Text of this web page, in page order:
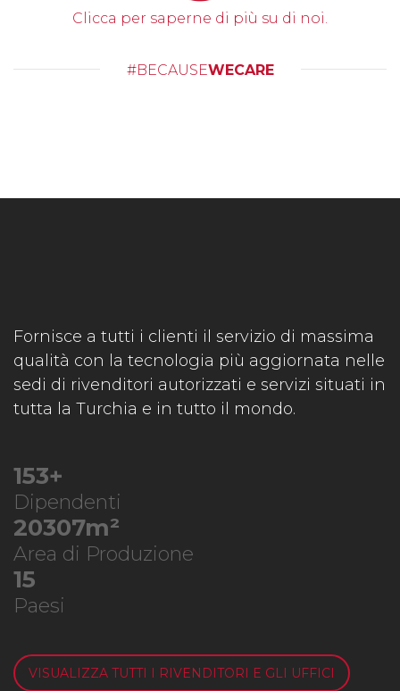
Clicca per saperne di più su di noi.
#BECAUSEWECARE
Fornisce a tutti i clienti il servizio di massima
qualità con la tecnologia più aggiornata nelle
sedi di rivenditori autorizzati e servizi situati in
tutta la Turchia e in tutto il mondo.
187+
Dipendenti
24914m²
Area di Produzione
18
Paesi
VISUALIZZA TUTTI I RIVENDITORI E GLI UFFICI